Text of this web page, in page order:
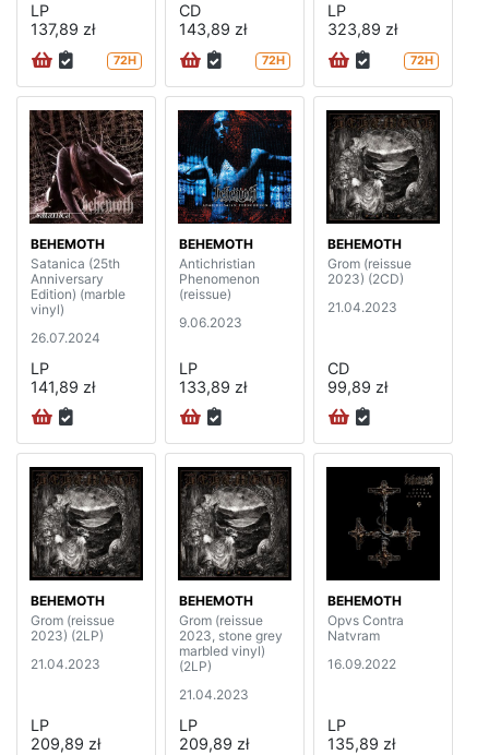
LP
137,89 zł
72H
CD
143,89 zł
72H
LP
323,89 zł
72H
BEHEMOTH
Satanica (25th
Anniversary
Edition) (marble
vinyl)
26.07.2024
LP
141,89 zł
BEHEMOTH
Antichristian
Phenomenon
(reissue)
9.06.2023
LP
133,89 zł
BEHEMOTH
Grom (reissue
2023) (2CD)
21.04.2023
CD
99,89 zł
BEHEMOTH
Grom (reissue
2023) (2LP)
21.04.2023
LP
209,89 zł
BEHEMOTH
Grom (reissue
2023, stone grey
marbled vinyl)
(2LP)
21.04.2023
LP
209,89 zł
BEHEMOTH
Opvs Contra
Natvram
16.09.2022
LP
135,89 zł